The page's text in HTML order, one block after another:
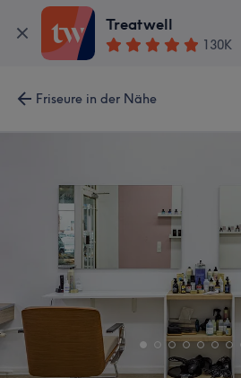
Treatwell
130K
Friseure in der Nähe